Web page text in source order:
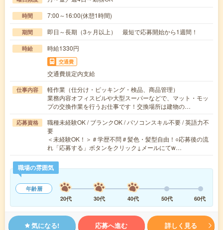
時間 7:00～16:00(休憩1時間)
期間 即日～長期（3ヶ月以上） 最短で応募開始から1週間！
時給 時給1330円
交通費
交通費規定内支給
仕事内容
軽作業（仕分け・ピッキング・検品、商品管理）
業務内容オフィスビルや大型スーパーなどで、マット・モッ
プの交換作業を行うお仕事です！交換場所は建物の…
応募資格
職種未経験OK / ブランクOK / パソコンスキル不要 / 英語力不
要
＜未経験OK！＞＃学歴不問＃髪色・髪型自由！○応募後の流
れ「応募する」ボタンをクリック↓メールにてw…
職場の雰囲気
年齢層
20代
30代 40代 50代 60代
気になる! 応募へ進む 詳しく見る